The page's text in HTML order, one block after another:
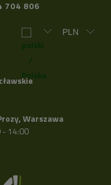
704 806
Warszawa
- 14:00